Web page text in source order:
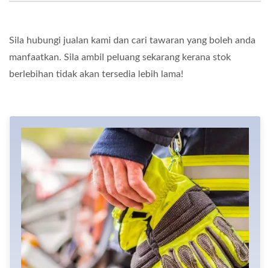
Sila hubungi jualan kami dan cari tawaran yang boleh anda
manfaatkan. Sila ambil peluang sekarang kerana stok
berlebihan tidak akan tersedia lebih lama!